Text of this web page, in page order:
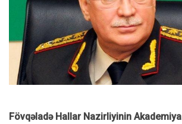
Fövqəladə Hallar Nazirliyinin